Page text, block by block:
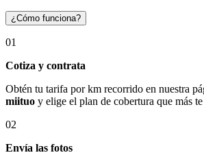
¿Cómo funciona?
01
Cotiza y contrata
Obtén tu tarifa por km recorrido en nuestra
miituo y elige el plan de cobertura que más
02
Envía las fotos